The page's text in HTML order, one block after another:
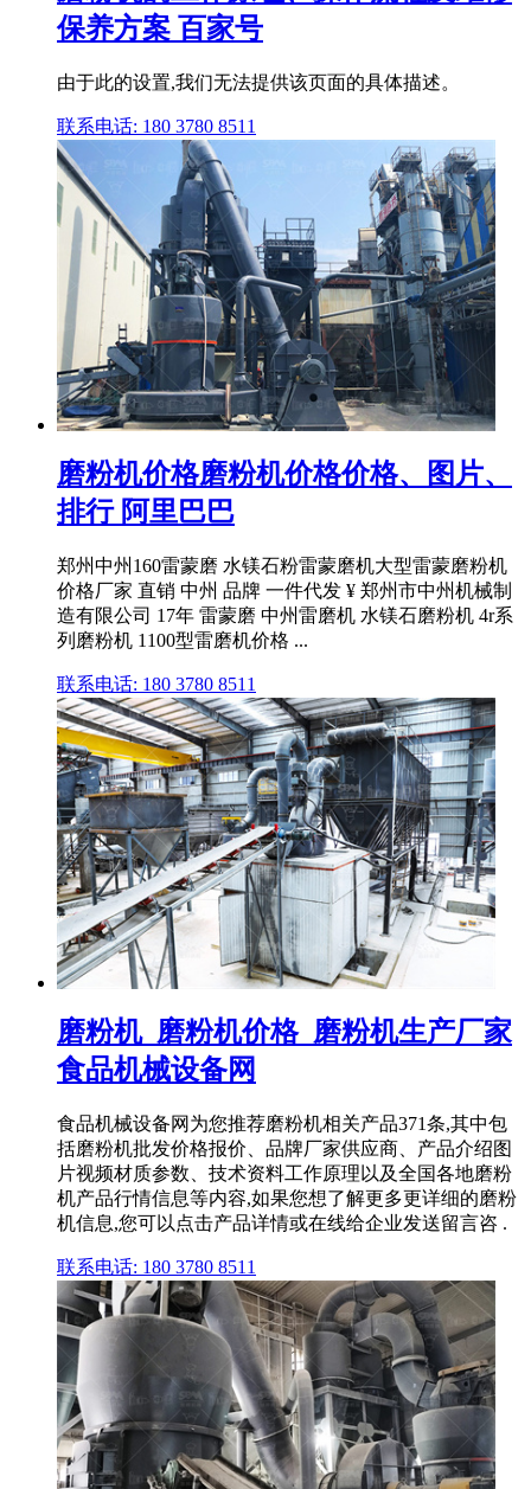
保养方案 百家号
由于此的设置,我们无法提供该页面的具体描述。
联系电话: 180 3780 8511
磨粉机价格磨粉机价格价格、图片、
排行 阿里巴巴
郑州中州160雷蒙磨 水镁石粉雷蒙磨机大型雷蒙磨粉机
价格厂家 直销 中州 品牌 一件代发 ¥ 郑州市中州机械制
造有限公司 17年 雷蒙磨 中州雷磨机 水镁石磨粉机 4r系
列磨粉机 1100型雷磨机价格 ...
联系电话: 180 3780 8511
磨粉机_磨粉机价格_磨粉机生产厂家
食品机械设备网
食品机械设备网为您推荐磨粉机相关产品371条,其中包
括磨粉机批发价格报价、品牌厂家供应商、产品介绍图
片视频材质参数、技术资料工作原理以及全国各地磨粉
机产品行情信息等内容,如果您想了解更多更详细的磨粉
机信息,您可以点击产品详情或在线给企业发送留言咨 .
联系电话: 180 3780 8511